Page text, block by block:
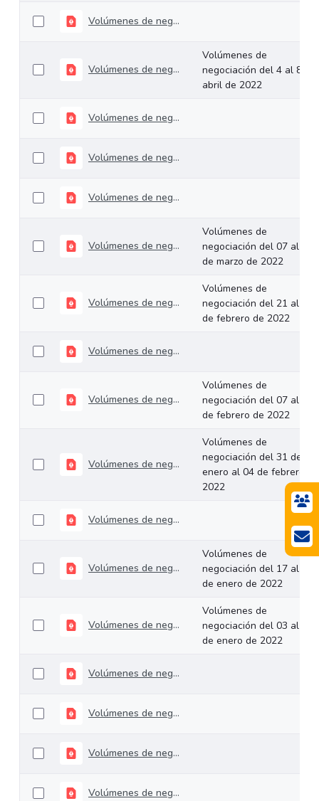
Volúmenes de negociación del 11 al 13 de abril de 2022
Volúmenes de negociación del 4 al 8 de abril de 2022
Volúmenes de
negociación del 4 al 8 de
abril de 2022
Volúmenes de negociación del 28 de marzo al 01 de abril de 2022
Volúmenes de negociación del 22 al 25 de marzo de 2022
Volúmenes de negociación del 14 al 18 de marzo de 2022
Volúmenes de negociación del 07 al 11 de marzo de 2022
Volúmenes de
negociación del 07 al 11
de marzo de 2022
Volúmenes de negociación del 21 al 25 de febrero de 2022
Volúmenes de
negociación del 21 al 25
de febrero de 2022
Volúmenes de negociación del 14 al 18 de febrero de 2022
Volúmenes de negociación del 07 al 11 de febrero de 2022
Volúmenes de
negociación del 07 al 11
de febrero de 2022
Volúmenes de negociación del 31 de enero al 04 de febrero de 2022
Volúmenes de
negociación del 31 de
enero al 04 de febrero de
2022
Volúmenes de negociación del 24 al 28 de enero de 2022
Volúmenes de negociación del 17 al 21 de enero de 2022
Volúmenes de
negociación del 17 al 21
de enero de 2022
Volúmenes de negociación del 03 al 07 de enero de 2022
Volúmenes de
negociación del 03 al 07
de enero de 2022
Volúmenes de negociación del 27 al 31 de diciembre de 2021
Volúmenes de negociación del 20 al 24 de diciembre de 2021
Volúmenes de negociación del 13 al 17 de diciembre de 2021
Volúmenes de negociación del 29 de noviembre al 03 de diciembre de 2021